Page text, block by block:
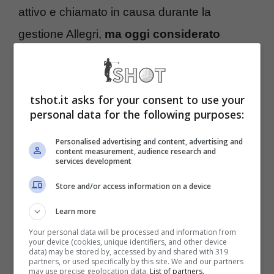
attivo e chiamato in causa durante la
gestione Allegri, ma oggi considerato
tutt’altro che centrale al progetto
ultimi giorni Motta ha deciso di reintegrarlo
per dargli una nuova chance, ma il suo futuro
potrebbe di nuovo cambiare
improvvisamente.
McKennie può partire
davvero: l’infortunio gli
apre le porte della Premier
tshot.it asks for your consent to use your
personal data for the following purposes:
Personalised advertising and content, advertising and
content measurement, audience research and
services development
Store and/or access information on a device
Learn more
Your personal data will be processed and information from
your device (cookies, unique identifiers, and other device
data) may be stored by, accessed by and shared with 319
partners, or used specifically by this site. We and our partners
may use precise geolocation data. List of partners.